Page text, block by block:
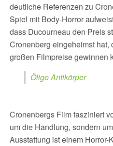
deutliche Referenzen zu
Spiel mit Body-Horror
dass Ducourneau den Preis
Cronenberg eingeheimst hat,
großen Filmpreise gewinnen
Ölige Antikörper
Cronenbergs Film fasziniert
um die Handlung, sondern
Ausstattung ist einem Horror-